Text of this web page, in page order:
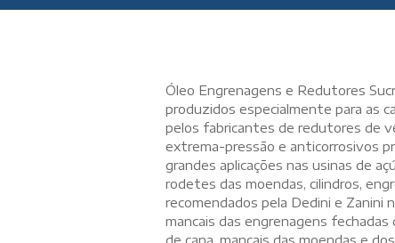
Óleo Engrenagens e Redutores
produzidos especialmente para as
pelos fabricantes de redutores de
extrema-pressão e anticorrosivos
grandes aplicações nas usinas de
rodetes das moendas, cilindros,
recomendados pela Dedini e Zanini
mancais das engrenagens
de cana, mancais das moendas e